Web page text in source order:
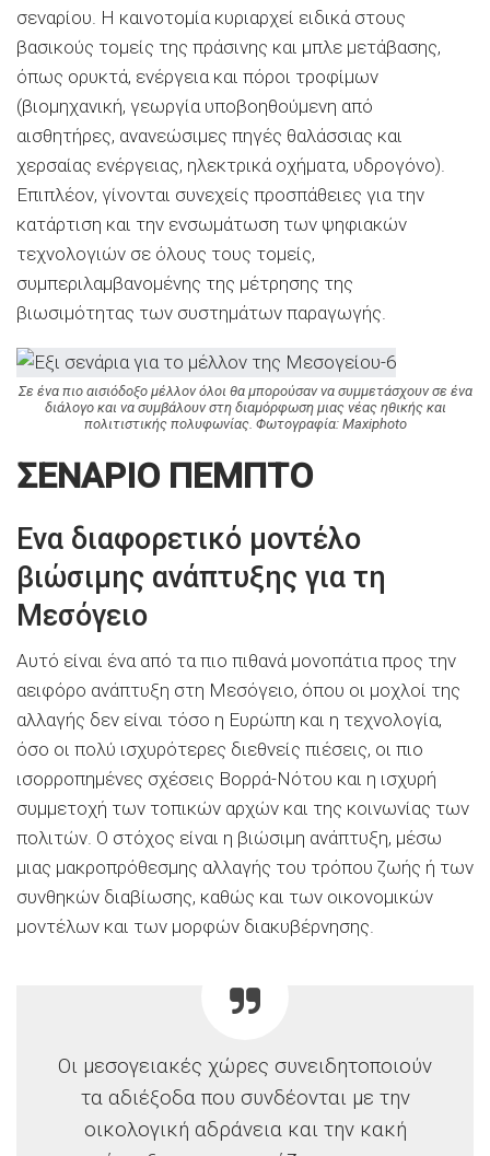
σεναρίου. Η καινοτομία κυριαρχεί ειδικά στους
βασικούς τομείς της πράσινης και μπλε μετάβασης,
όπως ορυκτά, ενέργεια και πόροι τροφίμων
(βιομηχανική, γεωργία υποβοηθούμενη από
αισθητήρες, ανανεώσιμες πηγές θαλάσσιας και
χερσαίας ενέργειας, ηλεκτρικά οχήματα, υδρογόνο).
Επιπλέον, γίνονται συνεχείς προσπάθειες για την
κατάρτιση και την ενσωμάτωση των ψηφιακών
τεχνολογιών σε όλους τους τομείς,
συμπεριλαμβανομένης της μέτρησης της
βιωσιμότητας των συστημάτων παραγωγής.
Σε ένα πιο αισιόδοξο μέλλον όλοι θα μπορούσαν να συμμετάσχουνσε ένα
διάλογο και να συμβάλουν στη διαμόρφωση μιας νέας ηθικής και
πολιτιστικής πολυφωνίας. Φωτογραφία: Maxiphoto
ΣΕΝΑΡΙΟ ΠΕΜΠΤΟ
Ενα διαφορετικό μοντέλο
βιώσιμης ανάπτυξης για τη
Μεσόγειο
Αυτό είναι ένα από τα πιο πιθανά μονοπάτια προς την
αειφόρο ανάπτυξη στη Μεσόγειο, όπου οι μοχλοί της
αλλαγής δεν είναι τόσο η Ευρώπη και η τεχνολογία,
όσο οι πολύ ισχυρότερες διεθνείς πιέσεις, οι πιο
ισορροπημένες σχέσεις Βορρά-Νότου και η ισχυρή
συμμετοχή των τοπικών αρχών και της κοινωνίας των
πολιτών. Ο στόχος είναι η βιώσιμη ανάπτυξη, μέσω
μιας μακροπρόθεσμης αλλαγής του τρόπου ζωής ή των
συνθηκών διαβίωσης, καθώς και των οικονομικών
μοντέλων και των μορφών διακυβέρνησης.
Οι μεσογειακές χώρες συνειδητοποιούν
τα αδιέξοδα που συνδέονται με την
οικολογική αδράνεια και την κακή